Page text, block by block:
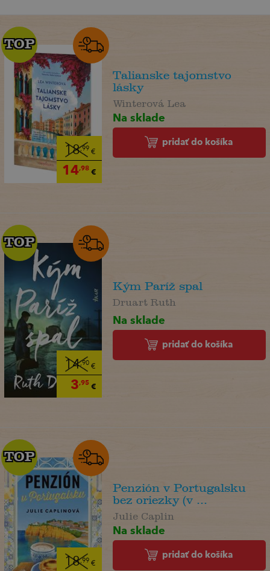
18,99 €
14,98€
TOP
TOP
Talianske tajomstvo
lásky
Winterová Lea
Na sklade
pridať do košíka
14,90€
3,95€
TOP
TOP
Kým Paríž spal
Druart Ruth
Na sklade
pridať do košíka
18,99 €
TOP
TOP
Penzión v Portugalsku
bez oriezky (v ...
Julie Caplin
Na sklade
pridať do košíka